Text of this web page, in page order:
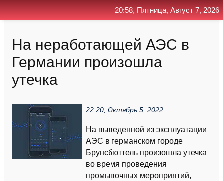
На неработающей АЭС в
Германии произошла
утечка
22:20, Октябрь 5, 2022
На выведенной из эксплуатации
АЭС в германском городе
Брунсбюттель произошла утечка
во время проведения
промывочных мероприятий,
20:58, Пятница, Август 7, 2026